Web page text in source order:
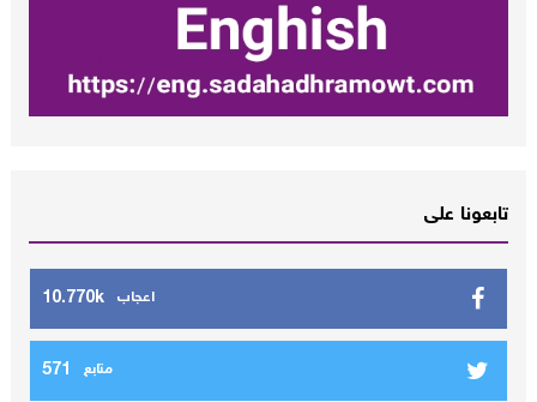
تابعونا على
10.770k اعجاب
571 متابع